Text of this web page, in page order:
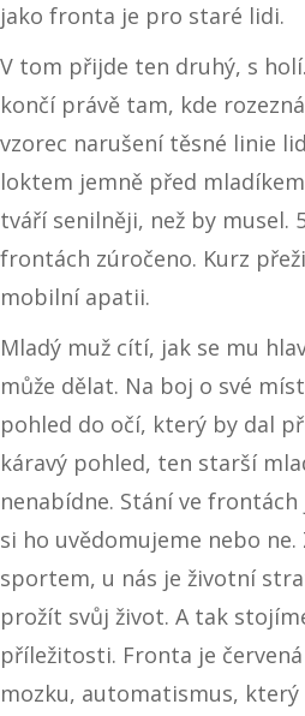
jako fronta je pro staré lidi.
V tom přijde ten druhý, s
končí právě tam, kde
vzorec narušení těsné linie
loktem jemně před
tváří senilněji, než by musel.
frontách zúročeno. Kurz
mobilní apatii.
Mladý muž cítí, jak se mu
může dělat. Na boj o své
pohled do očí, který by dal
káravý pohled, ten starší
nenabídne. Stání ve
si ho uvědomujeme nebo
sportem, u nás je životní
prožít svůj život. A tak
příležitosti. Fronta je
mozku, automatismus, který